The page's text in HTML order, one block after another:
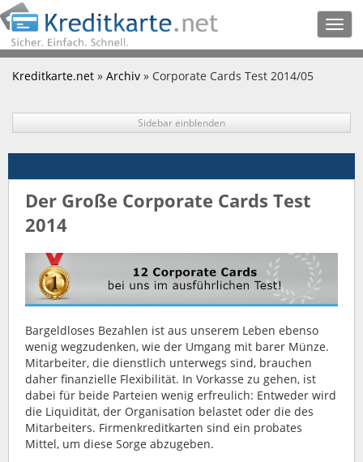
Kreditkarte.net » Archiv » Corporate Cards Test 2014/05
Sidebar einblenden
Der Große Corporate Cards Test
2014
Bargeldloses Bezahlen ist aus unserem Leben ebenso
wenig wegzudenken, wie der Umgang mit barer Münze.
Mitarbeiter, die dienstlich unterwegs sind, brauchen
daher finanzielle Flexibilität. In Vorkasse zu gehen, ist
dabei für beide Parteien wenig erfreulich: Entweder wird
die Liquidität, der Organisation belastet oder die des
Mitarbeiters. Firmenkreditkarten sind ein probates
Mittel, um diese Sorge abzugeben.